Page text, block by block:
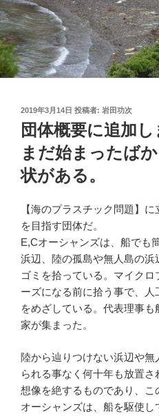
投
稿
日:
2019年3月14日 投稿者: 岩田功次
団体概要に追加
まだ始まったば
状がある。
【海のプラスチック問題】
を目指す団体だ。
E,Cオーシャンズは、船でも
浜辺、陸の孤島や無人島の
ゴミを拾っている。マイク
ーズになる前に拾う事で、
をめざしている。代表理事
家が集まった。
陸から辿りつけない浜辺や
られる事なく何十年も放置
想像を絶するものであり、
オーシャンズは、船を駆使